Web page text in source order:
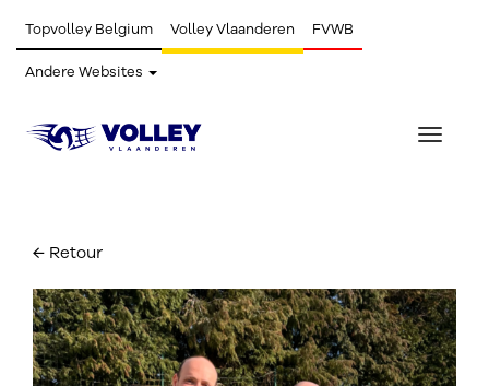
Topvolley Belgium Volley Vlaanderen FVWB
Andere Websites
Toggle
← Retour